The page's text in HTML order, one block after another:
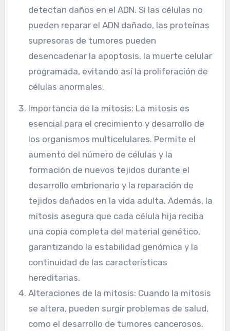
detectan daños en el ADN. Si las células no
pueden reparar el ADN dañado, las proteínas
supresoras de tumores pueden
desencadenar la apoptosis, la muerte celular
programada, evitando así la proliferación de
células anormales.
Importancia de la mitosis: La mitosis es
esencial para el crecimiento y desarrollo de
los organismos multicelulares. Permite el
aumento del número de células y la
formación de nuevos tejidos durante el
desarrollo embrionario y la reparación de
tejidos dañados en la vida adulta. Además, la
mitosis asegura que cada célula hija reciba
una copia completa del material genético,
garantizando la estabilidad genómica y la
continuidad de las características
hereditarias.
Alteraciones de la mitosis: Cuando la mitosis
se altera, pueden surgir problemas de salud,
como el desarrollo de tumores cancerosos.